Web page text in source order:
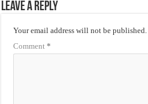
Leave a Reply
Your email address will not be published.
Comment*